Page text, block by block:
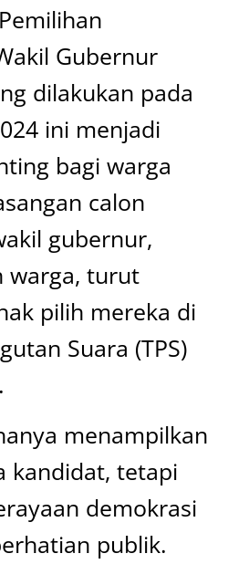
Pemilihan
Gubernur
dilakukan pada
ini menjadi
bagi warga
calon
gubernur,
warga, turut
pilih mereka di
Suara (TPS)
menampilkan
kandidat, tetapi
demokrasi
publik.